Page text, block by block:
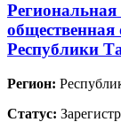
Республики
Регион:
Статус: